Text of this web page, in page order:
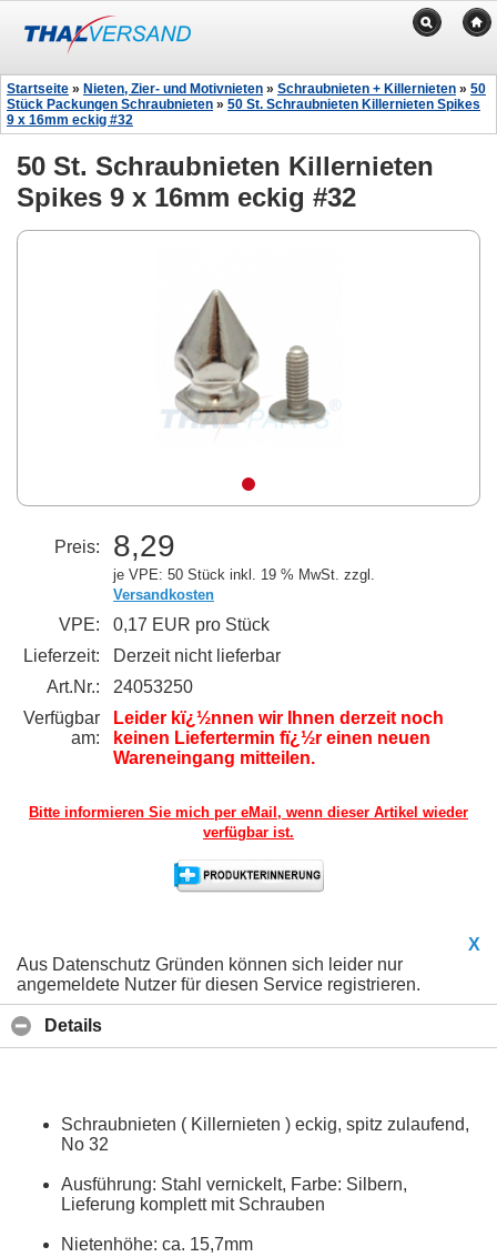
Startseite » Nieten, Zier- und Motivnieten » Schraubnieten + Killernieten » 50
Stück Packungen Schraubnieten » 50 St. Schraubnieten Killernieten Spikes
9 x 16mm eckig #32
50 St. Schraubnieten Killernieten
Spikes 9 x 16mm eckig #32
Preis: 8,29
je VPE: 50 Stück inkl. 19 % MwSt. zzgl.
Versandkosten
VPE:
0,17 EUR pro Stück
Lieferzeit:
Derzeit nicht lieferbar
Art.Nr.:
24053250
Verfügbar
am:
Leider kï¿½nnen wir Ihnen derzeit noch
keinen Liefertermin fï¿½r einen neuen
Wareneingang mitteilen.
Bitte informieren Sie mich per eMail, wenn dieser Artikel wieder
verfügbar ist.
X
Aus Datenschutz Gründen können sich leider nur
angemeldete Nutzer für diesen Service registrieren.
Details
Schraubnieten ( Killernieten ) eckig, spitz zulaufend,
No 32
Ausführung: Stahl vernickelt, Farbe: Silbern,
Lieferung komplett mit Schrauben
Nietenhöhe: ca. 15,7mm